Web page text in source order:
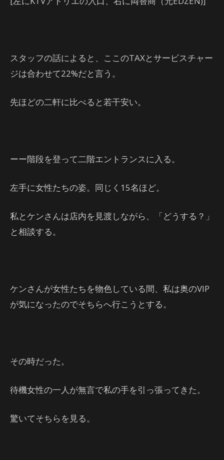
スタッフの話によると、ここのTAXとサービスチャー
ジは合わせて22%だと言う。
先ほどの二軒に比べると若干安い。
ーー階段を登って二階エントランスに入る。
左手に女性たちの姿。同じく15名ほど。
私とケンさんは店内を見渡しながら、「どうする？」
と相談する。
ケンさんが女性たちを物色している間、私は奥のVIP
が気になったのでそちらへ行こうとする。
その時だった。
待機女性の一人が無言で私の手を引っ張ってきた。
驚いてそちらを見る。